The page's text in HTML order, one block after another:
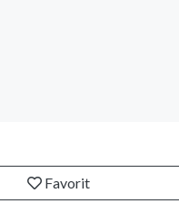
Favorit